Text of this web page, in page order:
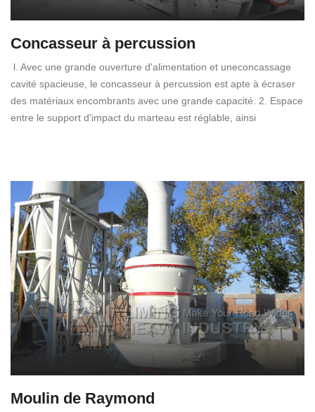
Concasseur à percussion
l. Avec une grande ouverture d'alimentation et uneconcassage
cavité spacieuse, le concasseur à percussion est apte à écraser
des matériaux encombrants avec une grande capacité. 2. Espace
entre le support d'impact du marteau est réglable, ainsi
Moulin de Raymond